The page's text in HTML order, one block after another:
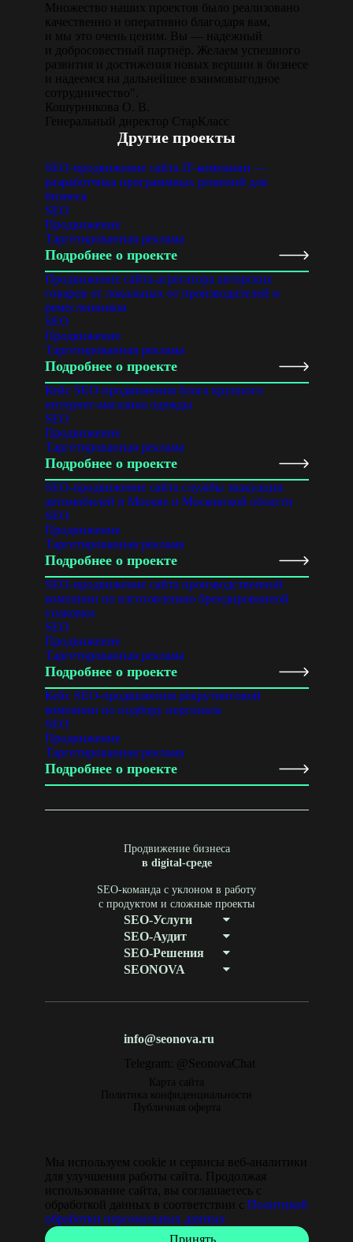
Множество наших проектов было реализовано
качественно и оперативно благодаря вам,
и мы это очень ценим. Вы — надежный
и добросовестный партнёр. Желаем успешного
развития и достижения новых вершин в бизнесе
и надеемся на дальнейшее взаимовыгодное
сотрудничество".
Кошурникова О. В.
Генеральный директор СтарКласс
Другие проекты
SEO-продвижение сайта IT-компании —
разработчика программных решений для
бизнеса
SEO
Продвижение
Таргетированная реклама
Подробнее о проекте
Продвижение сайта-агрегатора авторских
товаров от локальных от производителей и
ремесленников
SEO
Продвижение
Таргетированная реклама
Подробнее о проекте
Кейс SEO-продвижения блога крупного
интернет-магазина одежды
SEO
Продвижение
Таргетированная реклама
Подробнее о проекте
SEO-продвижение сайта службы эвакуации
автомобилей в Москве и Московской области
SEO
Продвижение
Таргетированная реклама
Подробнее о проекте
SEO-продвижение сайта производственной
компании по изготовлению брендированной
упаковки
SEO
Продвижение
Таргетированная реклама
Подробнее о проекте
Кейс SEO-продвижения рекрутинговой
компании по подбору персонала
SEO
Продвижение
Таргетированная реклама
Подробнее о проекте
Продвижение бизнеса
в digital-среде
SEO-команда с уклоном в работу
с продуктом и сложные проекты
SEO-Услуги
SEO-Аудит
SEO-Решения
SEONOVA
info@seonova.ru
Telegram: @SeonovaChat
Карта сайта
Политика конфиденциальности
Публичная оферта
Мы используем cookie и сервисы веб-аналитики
для улучшения работы сайта. Продолжая
использование сайта, вы соглашаетесь с
обработкой данных в соответствии с Политикой
обработки персональных данных
Принять